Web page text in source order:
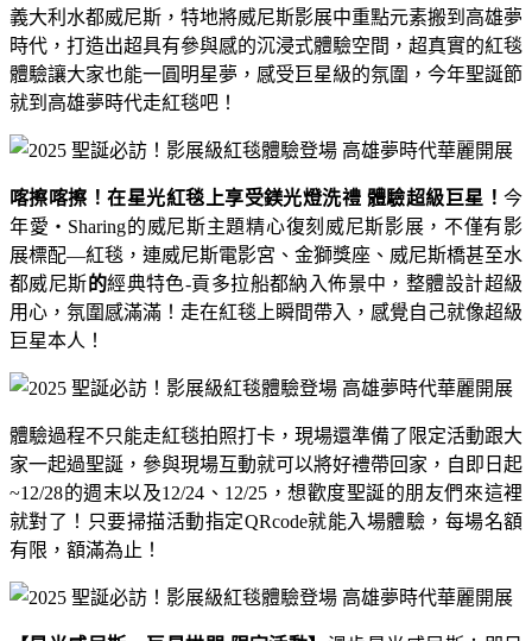
義大利水都威尼斯，特地將威尼斯影展中重點元素搬到高雄夢
時代，打造出超具有參與感的沉浸式體驗空間，超真實的紅毯
體驗讓大家也能一圓明星夢，感受巨星級的氛圍，今年聖誕節
就到高雄夢時代走紅毯吧！
喀擦喀擦！在星光紅毯上享受鎂光燈洗禮 體驗超級巨星！ 今
年愛 ‧Sharing的威尼斯主題精心復刻威尼斯影展，不僅有影
展標配—紅毯，連威尼斯電影宮、金獅獎座、威尼斯橋甚至水
都威尼斯的經典特色-貢多拉船都納入佈景中，整體設計超級
用心，氛圍感滿滿！走在紅毯上瞬間帶入，感覺自己就像超級
巨星本人！
體驗過程不只能走紅毯拍照打卡，現場還準備了限定活動跟大
家一起過聖誕，參與現場互動就可以將好禮帶回家，自即日起
~12/28的週末以及12/24 、 12/25 ，想歡度聖誕的朋友們來這裡
就對了！只要掃描活動指定QRcode就能入場體驗，每場名額
有限，額滿為止！